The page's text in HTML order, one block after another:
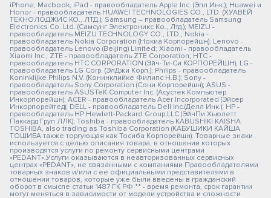
iPhone, Macbook, iPad - правообладатель Apple Inc. (Эпл Инк.); Huawei и
Honor - правообладатель HUAWEI TECHNOLOGIES CO., LTD. (ХУАВЕЙ
ТЕКНОЛОДЖИС КО., ЛТД.); Samsung – правообладатель Samsung
Electronics Co. Ltd. (Самсунг Электроникс Ко., Лтд.); MEIZU -
правообладатель MEIZU TECHNOLOGY CO., LTD.; Nokia -
правообладатель Nokia Corporation (Нокиа Корпорейшн); Lenovo -
правообладатель Lenovo (Beijing) Limited; Xiaomi - правообладатель
Xiaomi Inc.; ZTE - правообладатель ZTE Corporation; HTC -
правообладатель HTC CORPORATION (Эйч-Ти-Си КОРПОРЕЙШН); LG -
правообладатель LG Corp. (ЭлДжи Корп.); Philips - правообладатель
Koninklijke Philips N.V. (Конинклийке Филипс Н.В.); Sony -
правообладатель Sony Corporation (Сони Корпорейшн); ASUS -
правообладатель ASUSTeK Computer Inc. (Асустек Компьютер
Инкорпорейшн); ACER - правообладатель Acer Incorporated (Эйсер
Инкорпорейтед); DELL - правообладатель Dell Inc.(Делл Инк.); HP -
правообладатель HP Hewlett-Packard Group LLC (ЭйчПи Хьюлетт
Паккард Груп ЛЛК); Toshiba - правообладатель KABUSHIKI KAISHA
TOSHIBA, also trading as Toshiba Corporation (КАБУШИКИ КАЙША
ТОШИБА также торгующая как Тосиба Корпорейшн). Товарные знаки
используется с целью описания товара, в отношении которых
производятся услуги по ремонту сервисными центрами
«PEDANT».Услуги оказываются в неавторизованных сервисных
центрах «PEDANT», не связанными с компаниями Правообладателями
товарных знаков и/или с ее официальными представителями в
отношении товаров, которые уже были введены в гражданский
оборот в смысле статьи 1487 ГК РФ ** - время ремонта, срок гарантии
могут меняться в зависимости от модели устройства и сложности